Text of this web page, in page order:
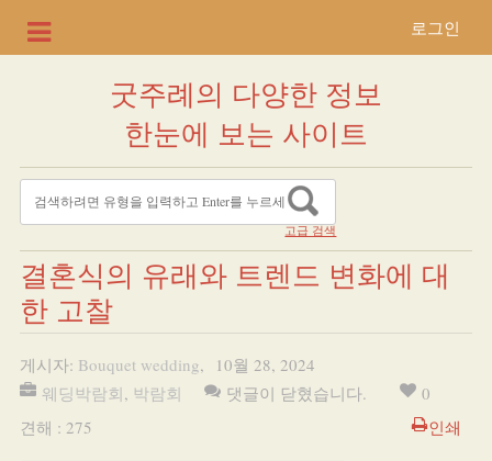
로그인
굿주례의 다양한 정보
한눈에 보는 사이트
고급 검색
결혼식의 유래와 트렌드 변화에 대
한 고찰
게시자: Bouquet wedding,
10월 28, 2024
웨딩박람회, 박람회 댓글이 닫혔습니다.
0
견해 : 275
인쇄